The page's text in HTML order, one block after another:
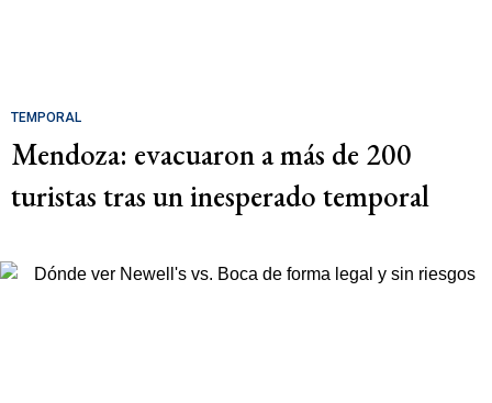
TEMPORAL
Mendoza: evacuaron a más de 200
turistas tras un inesperado temporal